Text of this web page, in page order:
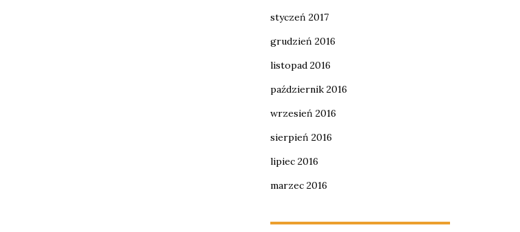
styczeń 2017
grudzień 2016
listopad 2016
październik 2016
wrzesień 2016
sierpień 2016
lipiec 2016
marzec 2016